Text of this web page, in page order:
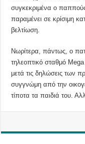
συγκεκριμένα ο
παραμένει σε κρίσιμη
βελτίωση.
Νωρίτερα, πάντως, ο
τηλεοπτικό σταθμό
μετά τις δηλώσεις των
συγγνώμη από την
τίποτα τα παιδιά του.